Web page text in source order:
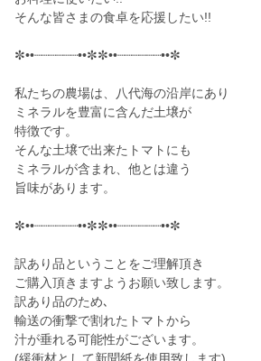
そんな皆さまの食卓を応援したい!!
✼••┈┈┈┈┈┈••✼✼••┈┈┈┈┈┈••✼
私たちの農場は、八代海の沿岸にあり
ミネラルを豊富に含んだ土壌が
特徴です。
そんな土壌で出来たトマトにも
ミネラルが含まれ、他とは違う
旨味があります。
✼••┈┈┈┈┈┈••✼✼••┈┈┈┈┈┈••✼
訳あり品ということをご理解頂き
ご購入頂きますようお願い致します。
訳あり品のため､
輸送の衝撃で割れたトマトから
汁が垂れる可能性がございます。